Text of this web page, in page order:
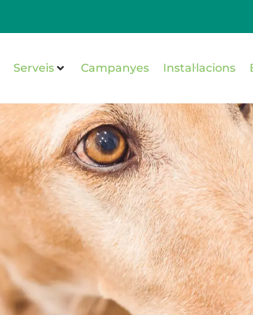
Serveis Campanyes Instal·lacions